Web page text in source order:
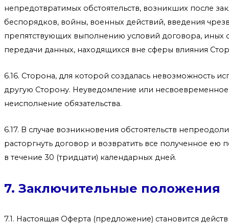
непредотвратимых обстоятельств, возникших после
беспорядков, войны, военных действий, введения
препятствующих выполнению условий договора, иных
передачи данных, находящихся вне сферы влияния
6.16. Сторона, для которой создалась невозможность
другую Сторону. Неуведомление или несвоевременное
неисполнение обязательства.
6.17. В случае возникновения обстоятельств
расторгнуть договор и возвратить все полученное
в течение 30 (тридцати) календарных дней.
7. Заключительные положения
7.1. Настоящая Оферта (предложение) становится